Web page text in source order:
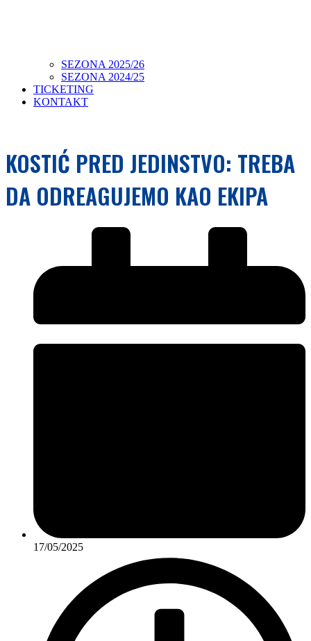
SEZONA 2025/26
SEZONA 2024/25
TICKETING
KONTAKT
KOSTIĆ PRED JEDINSTVO: TREBA
DA ODREAGUJEMO KAO EKIPA
17/05/2025